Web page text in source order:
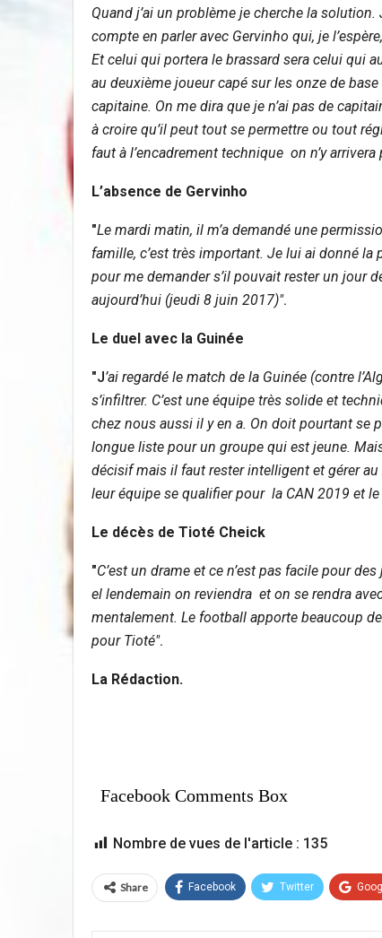
Quand j’ai un problème je cherche la
compte en parler avec Gervinho qui, je
Et celui qui portera le brassard sera celui qui
au deuxième joueur capé sur les onze de
capitaine. On me dira que je n’ai pas de
à croire qu’il peut tout se permettre ou tout
faut à l’encadrement technique on n’y
L’absence de Gervinho
"Le mardi matin, il m’a demandé une
famille, c’est très important. Je lui ai donné
pour me demander s’il pouvait rester un jour
aujourd’hui (jeudi 8 juin 2017)".
Le duel avec la Guinée
"J’ai regardé le match de la Guinée (contre
s’infiltrer. C’est une équipe très solide et
chez nous aussi il y en a. On doit pourtant se
longue liste pour un groupe qui est jeune.
décisif mais il faut rester intelligent et gérer
leur équipe se qualifier pour la CAN 2019 et
Le décès de Tioté Cheick
"C’est un drame et ce n’est pas facile pour
el lendemain on reviendra et on se rendra
mentalement. Le football apporte beaucoup
pour Tioté".
La Rédaction.
Facebook Comments Box
Nombre de vues de l'article : 135
Share Facebook Twitter